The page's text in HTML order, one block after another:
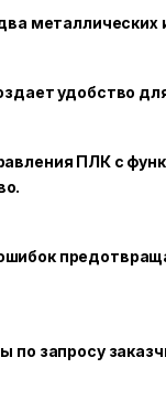
удобство
ПЛК с
по запросу